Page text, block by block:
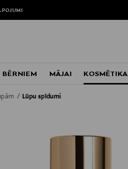
BĒRNIEM MĀJAI KOSMĒTIKA
Lūpu spīdumi